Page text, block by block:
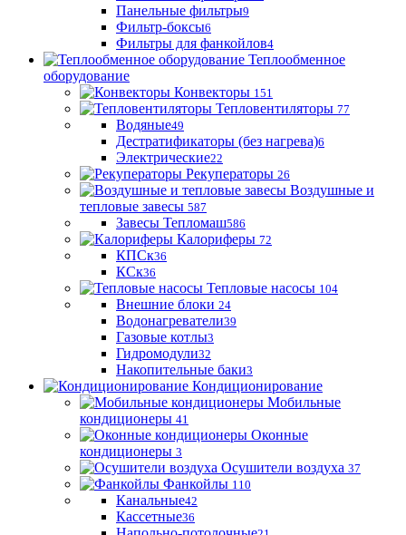
Панельные фильтры9
Фильтр-боксы6
Фильтры для фанкойлов4
Теплообменное
оборудование
Конвекторы 151
Тепловентиляторы 77
Водяные49
Дестратификаторы (без нагрева)6
Электрические22
Рекуператоры 26
Воздушные и
тепловые завесы 587
Завесы Тепломаш586
Калориферы 72
КПСк36
КСк36
Тепловые насосы 104
Внешние блоки 24
Водонагреватели39
Газовые котлы3
Гидромодули32
Накопительные баки3
Кондиционирование
Мобильные
кондиционеры 41
Оконные
кондиционеры 3
Осушители воздуха 37
Фанкойлы 110
Канальные42
Кассетные36